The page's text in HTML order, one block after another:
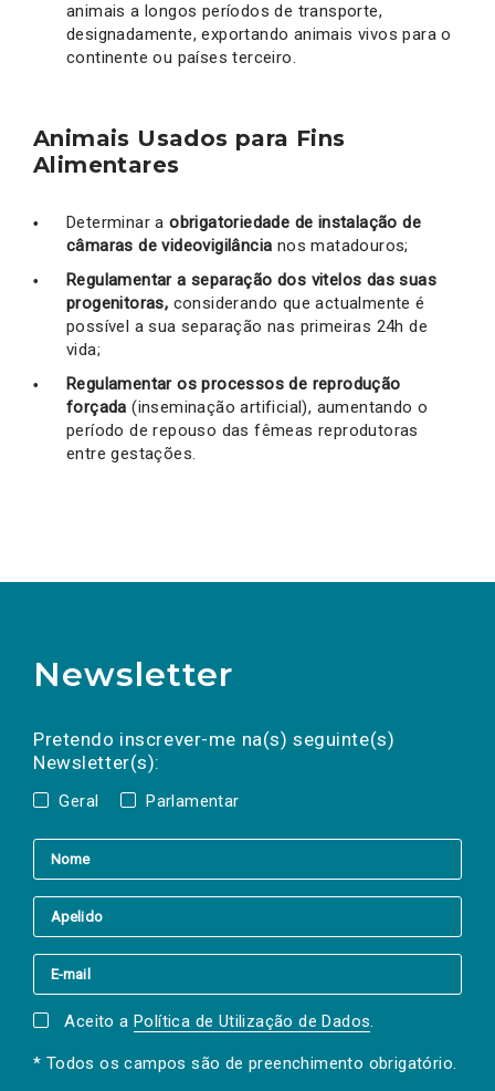
animais a longos períodos de transporte,
designadamente, exportando animais vivos para o
continente ou países terceiro.
Animais Usados para Fins
Alimentares
Determinar aobrigatoriedade de instalação de
câmaras de videovigilância nos matadouros;
Regulamentar a separação dos vitelos das suas
progenitoras, considerando que actualmente é
possível a sua separação nas primeiras 24h de
vida;
Regulamentar os processos de reprodução
forçada (inseminação artificial), aumentando o
período de repouso das fêmeas reprodutoras
entre gestações.
Newsletter
Pretendo inscrever-me na(s) seguinte(s)
Newsletter(s):
Geral Parlamentar
a(s) newsletter(s).
mail
Aceito a Política de Utilização de Dados.
* Todos os campos são de preenchimento obrigatório.